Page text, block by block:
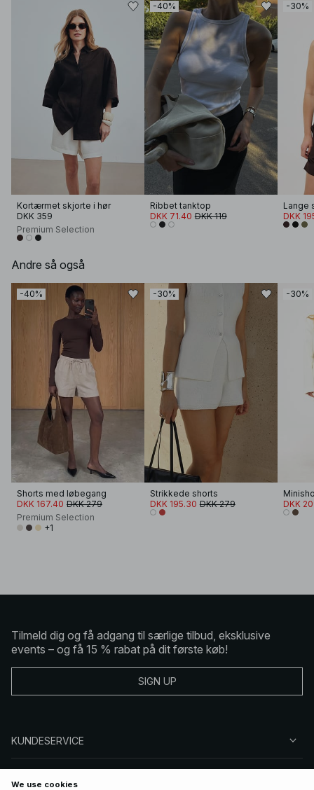
Kortærmet skjorte i hør
DKK 359
Premium Selection
-40%
Ribbet tanktop
DKK 71.40 DKK 119
-30%
DKK
Andre så også
-40%
Shorts med løbegang
DKK 167.40 DKK 279
Premium Selection
+1
-30%
Strikkede shorts
DKK 195.30 DKK 279
-30%
DKK
Tilmeld dig og få adgang til særlige tilbud, eksklusive
events – og få 15 % rabat på dit første køb!
SIGN UP
KUNDESERVICE